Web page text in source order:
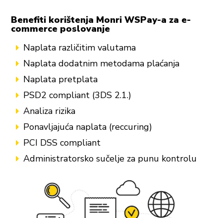
Benefiti korištenja Monri WSPay-a za e-
commerce poslovanje
Naplata različitim valutama
Naplata dodatnim metodama plaćanja
Naplata pretplata
PSD2 compliant (3DS 2.1.)
Analiza rizika
Ponavljajuća naplata (reccuring)
PCI DSS compliant
Administratorsko sučelje za punu kontrolu